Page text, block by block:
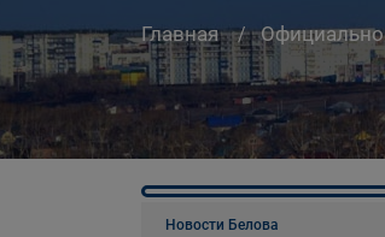
Главная Официально
Новости Белова